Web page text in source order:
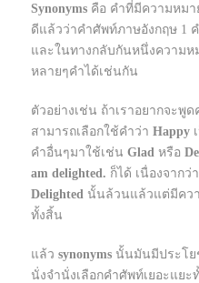
Synonyms คือ คำที่มีความหม
ดีแล้วว่าคำศัพท์ภาษอังกฤษ 1
และในทางกลับกันหนึ่งความห
หลายๆคำได้เช่นกัน
ตัวอย่างเช่น ถ้าเราอยากจะพู
สามารถเลือกใช้คำว่า Happy
คำอื่นๆมาใช้เช่น Glad หรือ
am delighted. ก็ได้ เนื่องจากว่
Delighted นั้นล้วนแล้วแต่มีคว
ทั้งสิ้น
แล้ว synonyms นั้นมันมีประโย
นั่งจำนั่งเลือกคำศัพท์เยอะแย